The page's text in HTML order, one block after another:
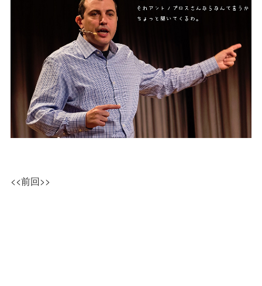
<<前回>>